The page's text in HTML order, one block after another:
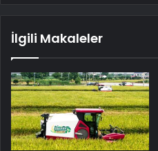
İlgili Makaleler